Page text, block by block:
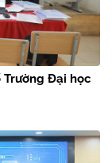
Trường Đại học